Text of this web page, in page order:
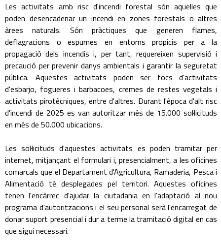
Les activitats amb risc d'incendi forestal són aquelles que
poden desencadenar un incendi en zones forestals o altres
àrees naturals. Són pràctiques que generen flames,
deflagracions o espurnes en entorns propicis per a la
propagació dels incendis i, per tant, requereixen supervisió i
precaució per prevenir danys ambientals i garantir la seguretat
pública. Aquestes activitats poden ser focs d'activitats
d'esbarjo, fogueres i barbacoes, cremes de restes vegetals i
activitats pirotècniques, entre d'altres. Durant l'època d'alt risc
d'incendi de 2025 es van autoritzar més de 15.000 sol·licituds
en més de 50.000 ubicacions.
Les sol·licituds d'aquestes activitats es poden tramitar per
internet, mitjançant el formulari i, presencialment, a les oficines
comarcals que el Departament d'Agricultura, Ramaderia, Pesca i
Alimentació té desplegades pel territori. Aquestes oficines
tenen l'encàrrec d'ajudar la ciutadania en l'adaptació al nou
programa d'autoritzacions i el seu personal serà l'encarregat de
donar suport presencial i dur a terme la tramitació digital en cas
que sigui necessari.